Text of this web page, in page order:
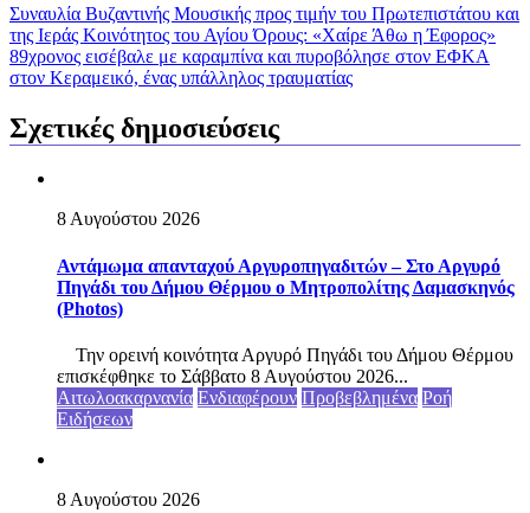
Συναυλία Βυζαντινής Μουσικής προς τιμήν του Πρωτεπιστάτου και
της Ιεράς Κοινότητος του Αγίου Όρους: «Χαίρε Άθω η Έφορος»
89χρονος εισέβαλε με καραμπίνα και πυροβόλησε στον ΕΦΚΑ
στον Κεραμεικό, ένας υπάλληλος τραυματίας
Σχετικές δημοσιεύσεις
8 Αυγούστου 2026
Αντάμωμα απανταχού Αργυροπηγαδιτών – Στο Αργυρό
Πηγάδι του Δήμου Θέρμου ο Μητροπολίτης Δαμασκηνός
(Photos)
Την ορεινή κοινότητα Αργυρό Πηγάδι του Δήμου Θέρμου
επισκέφθηκε το Σάββατο 8 Αυγούστου 2026...
Αιτωλοακαρνανία Ενδιαφέρουν Προβεβλημένα Ροή
Ειδήσεων
8 Αυγούστου 2026